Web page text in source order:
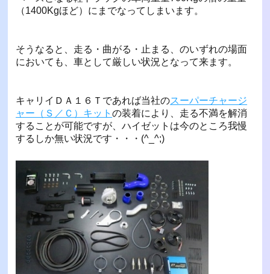
（1400Kgほど）にまでなってしまいます。
そうなると、走る・曲がる・止まる、のいずれの場面
においても、車として厳しい状況となって来ます。
キャリイＤＡ１６Ｔであれば当社のスーパーチャージ
ャー（Ｓ／Ｃ）キットの装着により、走る不満を解消
することが可能ですが、ハイゼットは今のところ我慢
するしか無い状況です・・・(^_^;)